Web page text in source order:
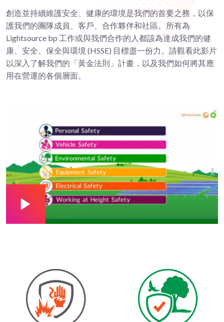
創造並持續維護安全、健康的環境是我們的首要之務，以保
護我們的團隊成員、客戶、合作夥伴和社區。所有為
Lightsource bp 工作或與我們合作的人都該為達成我們的健
康、安全、保全與環境 (HSSE) 目標盡一份力。請觀看此影片
以深入了解我們的「黃金法則」計畫，以及我們如何將其應
用在營運的各個層面。